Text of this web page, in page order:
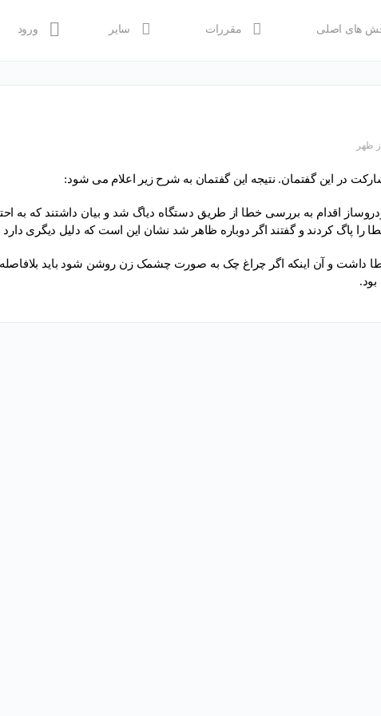
های اصلی مقررات سایر ورود
در این گفتمان. نتیجه این گفتمان به شرح زیر اعلام می شود:
اقدام به بررسی خطا از طریق دستگاه دیاگ شد و بیان داشتند که به
پاگ کردند و گفتند اگر دوباره ظاهر شد نشان این است که دلیل دیگری
داشت و آن اینکه اگر چراغ چک به صورت چشمک زن روشن شود باید